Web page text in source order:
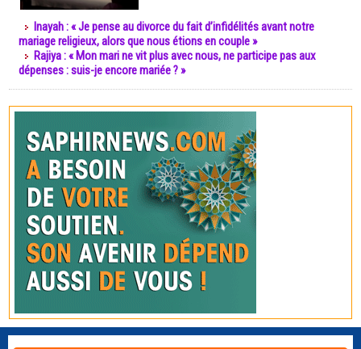
Inayah : « Je pense au divorce du fait d’infidélités avant notre
mariage religieux, alors que nous étions en couple »
Rajiya : « Mon mari ne vit plus avec nous, ne participe pas aux
dépenses : suis-je encore mariée ? »